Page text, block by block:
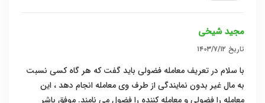
مجید شیخی
تاریخ ۱۴۰۳/۷/۱۲
با سلام در تعریف معامله فضولی باید گفت که هر گاه کسی نسبت
به مال غیر بدون نمایندگی از طرف وی معامله انجام دهد ، این
معامله را فضولی و معامله کننده را فضول می نامند. موفق باشر